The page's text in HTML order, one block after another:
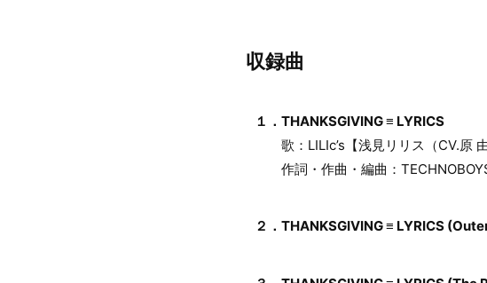
収録曲
１．THANKSGIVING ≡ LYRICS
歌：LILIc’s【浅見リリス（CV.原 由
作詞・作曲・編曲：
２．THANKSGIVING ≡ LYRICS